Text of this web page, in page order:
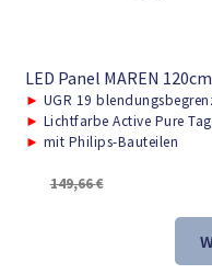
LED Panel MAREN 120cm
► UGR 19
► Lichtfarbe Active Pure
► mit Philips-Bauteilen
149,66€